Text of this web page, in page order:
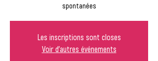
Les inscriptions sont closes
Voir d'autres événements